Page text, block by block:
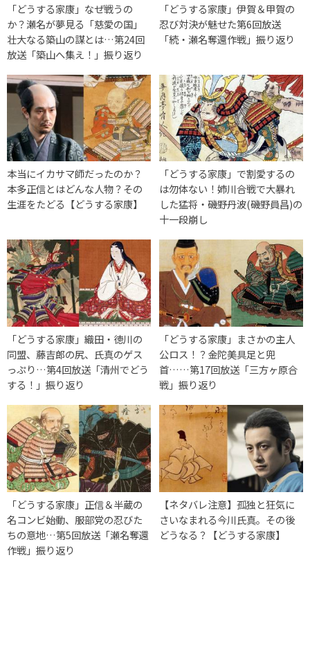
「どうする家康」なぜ戦うの
か？瀬名が夢見る「慈愛の国」
壮大なる築山の謀とは…第24回
放送「築山へ集え！」振り返り
「どうする家康」伊賀＆甲賀の
忍び対決が魅せた第6回放送
「続・瀬名奪還作戦」振り返り
本当にイカサマ師だったのか？
本多正信とはどんな人物？その
生涯をたどる【どうする家康】
「どうする家康」で割愛するの
は勿体ない！姉川合戦で大暴れ
した猛将・磯野丹波(磯野員昌)の
十一段崩し
「どうする家康」織田・徳川の
同盟、藤吉郎の尻、氏真のゲス
っぷり…第4回放送「清州でどう
する！」振り返り
「どうする家康」まさかの主人
公ロス！？金陀美具足と兜
首……第17回放送「三方ヶ原合
戦」振り返り
「どうする家康」正信＆半蔵の
名コンビ始動、服部党の忍びた
ちの意地…第5回放送「瀬名奪還
作戦」振り返り
【ネタバレ注意】孤独と狂気に
さいなまれる今川氏真。その後
どうなる？【どうする家康】